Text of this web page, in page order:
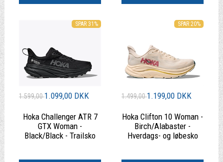
SPAR 31%
1.599,001.099,00 DKK
Hoka Challenger ATR 7
GTX Woman -
Black/Black - Trailsko
SPAR 20%
1.499,001.199,00 DKK
Hoka Clifton 10 Woman -
Birch/Alabaster -
Hverdags- og løbesko